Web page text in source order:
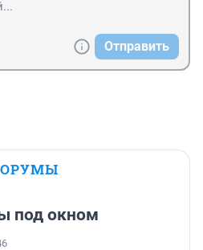
Отправить
под окном